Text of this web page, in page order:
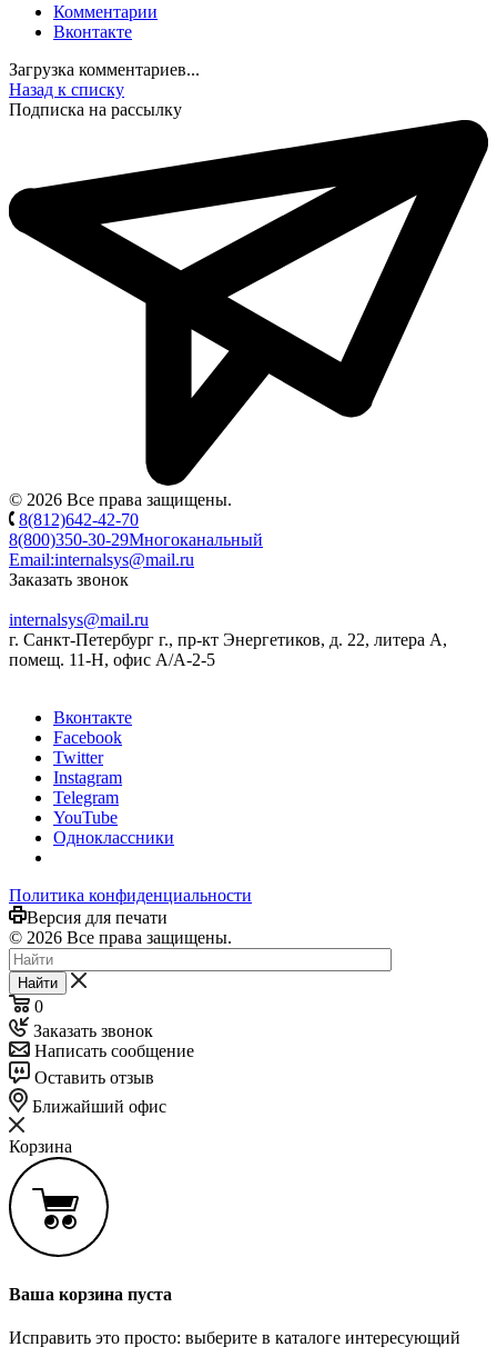
Комментарии
Вконтакте
Загрузка комментариев...
Назад к списку
Подписка на рассылку
© 2026 Все права защищены.
8(812)642-42-70
8(800)350-30-29Многоканальный
Email:internalsys@mail.ru
Заказать звонок
internalsys@mail.ru
г. Санкт-Петербург г., пр-кт Энергетиков, д. 22, литера А,
помещ. 11-Н, офис А/А-2-5
Вконтакте
Facebook
Twitter
Instagram
Telegram
YouTube
Одноклассники
Политика конфиденциальности
Версия для печати
© 2026 Все права защищены.
Найти
0
Заказать звонок
Написать сообщение
Оставить отзыв
Ближайший офис
Корзина
Ваша корзина пуста
Исправить это просто: выберите в каталоге интересующий